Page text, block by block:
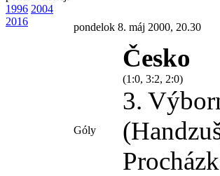
1996 2004
2016
pondelok 8. máj 2000, 20.30
Česko
(1:0, 3:2, 2:0)
Góly
3.